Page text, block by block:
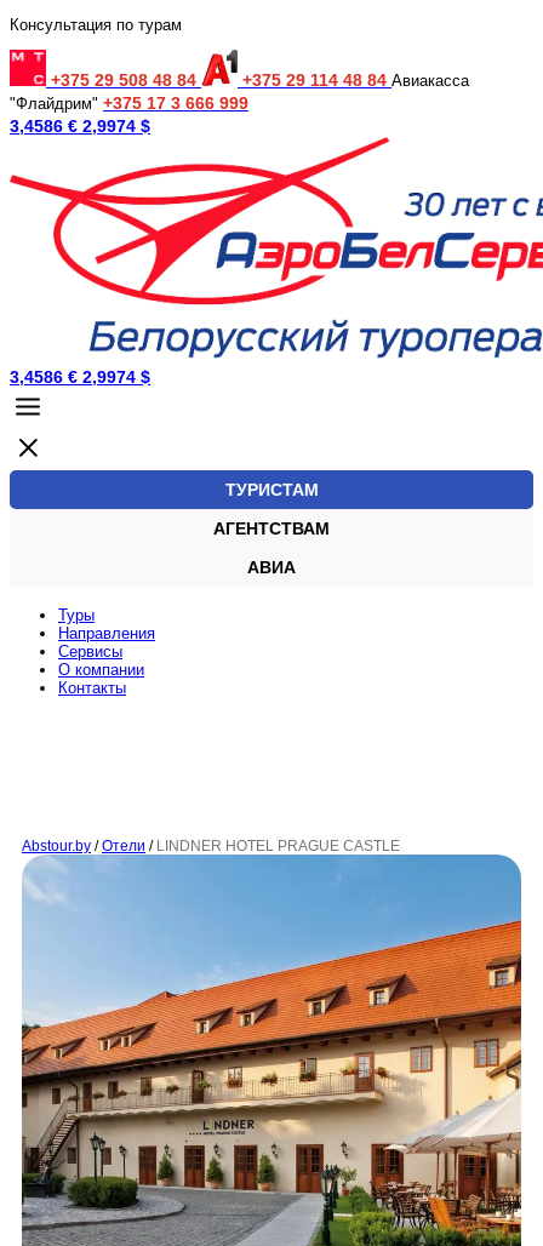
Консультация по турам
+375 29 508 48 84 +375 29 114 48 84 Авиакасса
"Флайдрим" +375 17 3 666 999
3,4586 € 2,9974 $
3,4586 € 2,9974 $
ТУРИСТАМ
АГЕНТСТВАМ
АВИА
Туры
Направления
Сервисы
O компании
Контакты
Abstour.by / Отели / LINDNER HOTEL PRAGUE CASTLE